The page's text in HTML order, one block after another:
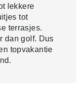
lekkere
tot
terrasjes.
dan golf. Dus
topvakantie